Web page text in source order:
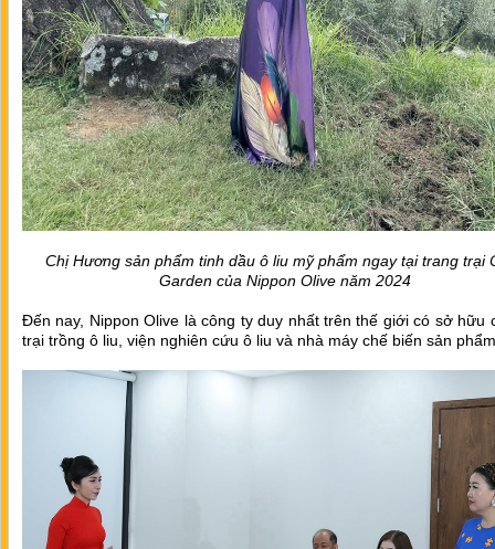
Chị Hương sản phẩm tinh dầu ô liu mỹ phẩm ngay tại trang trại
Garden của Nippon Olive năm 2024
Đến nay, Nippon Olive là công ty duy nhất trên thế giới có sở hữu
trại trồng ô liu, viện nghiên cứu ô liu và nhà máy chế biến sản